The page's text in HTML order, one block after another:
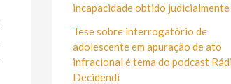
incapacidade obtido judicialmente
Tese sobre interrogatório de
adolescente em apuração de ato
infracional é tema do podcast
Decidendi